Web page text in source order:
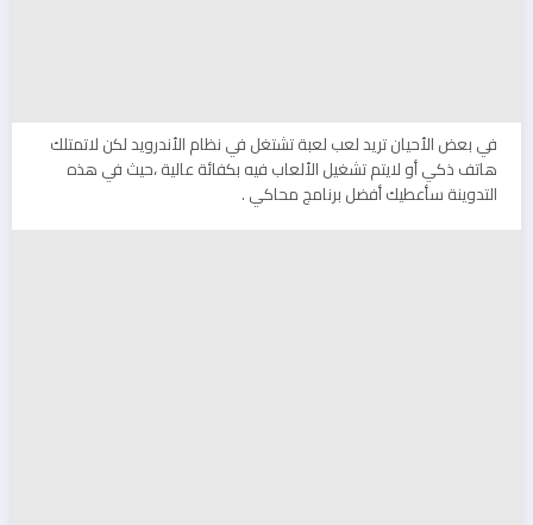
في بعض الأحيان تريد لعب لعبة تشتغل في نظام الأندرويد لكن لاتمتلك
هاتف ذكي أو لايتم تشغيل الألعاب فيه بكفائة عالية ،حيث في هذه
التدوينة سأعطيك أفضل برنامج محاكي .